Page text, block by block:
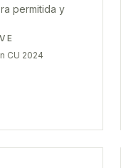
permitida y
CU 2024